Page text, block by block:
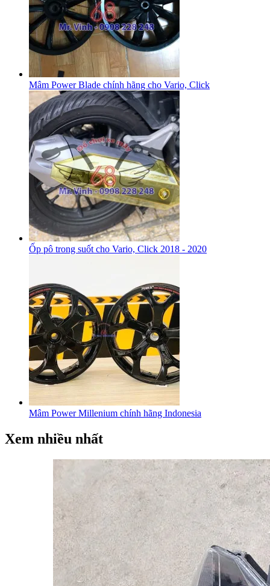
Mâm Power Blade chính hãng cho Vario, Click
Ốp pô trong suốt cho Vario, Click 2018 - 2020
Mâm Power Millenium chính hãng Indonesia
Xem nhiều nhất